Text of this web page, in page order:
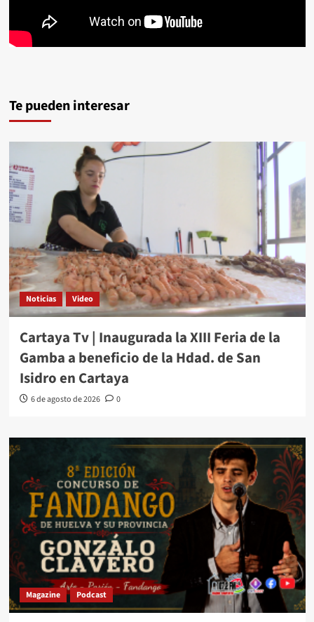
Te pueden interesar
Noticias Video
Cartaya Tv | Inaugurada la XIII Feria de la
Gamba a beneficio de la Hdad. de San
Isidro en Cartaya
6 de agosto de 2026 0
Magazine Podcast